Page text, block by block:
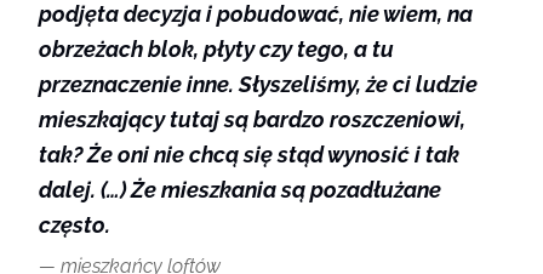
podjęta decyzja i pobudować, nie wiem, na
obrzeżach blok, płyty czy tego, a tu
przeznaczenie inne. Słyszeliśmy, że ci ludzie
mieszkający tutaj są bardzo roszczeniowi,
tak? Że oni nie chcą się stąd wynosić i tak
dalej. (…) Że mieszkania są pozadłużane
często.
mieszkańcy loftów